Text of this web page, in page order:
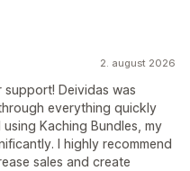
2. august 2026
Deividas was
everything quickly
Kaching Bundles, my
I highly recommend
sales and create